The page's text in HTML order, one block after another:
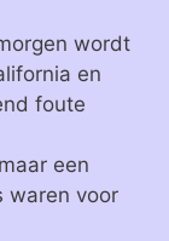
wordt
en
foute
een
waren voor